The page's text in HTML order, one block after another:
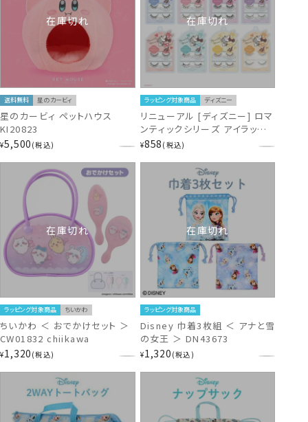
在庫切れ
送料無料 星のカービィ
星のカービィ ペットハウス
KI20823
¥5,500 税込
在庫切れ
ラッピング対象商品 ディズニー
リニューアル [ディズニー] ロマ
ンティックシリーズ アイラッシュ
[ミニーアイラッシュ
¥858 税込
在庫切れ
ラッピング対象商品 ちいかわ
ちいかわ ＜ おでかけセット ＞
CW01832 chiikawa
¥1,320 税込
在庫切れ
ラッピング対象商品
Disney 巾着3枚組 ＜ アナと雪
の女王 ＞ DN43673
¥1,320 税込